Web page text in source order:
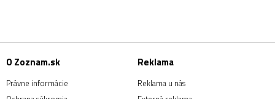
O Zoznam.sk
Právne informácie
Reklama
Reklama u nás